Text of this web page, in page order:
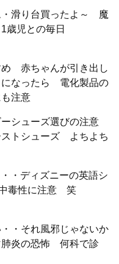
・滑り台買ったよ～ 魔
児との毎日
め 赤ちゃんが引き出し
になったら 電化製品の
注意
シューズ選びの注意
トシューズ よちよち
・ディズニーの英語シ
毒性に注意 笑
・それ風邪じゃないか
肺炎の恐怖 何科で診